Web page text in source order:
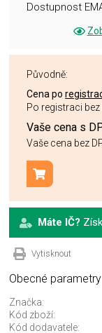
Dostupnost
Původně:
Cena po
Po registraci bez
Vaše cena s
Vaše cena bez
Přidat do
Máte IČ?
Vytisknout
Obecné parametry
Značka:
Kód zboží:
Kód dodavatele: